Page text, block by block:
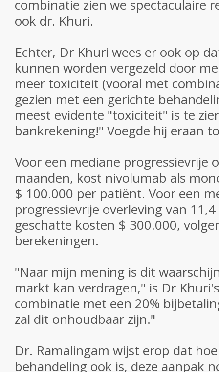
combinatie zien we spectaculaire
ook dr. Khuri.
Echter, Dr Khuri wees er ook op
kunnen worden vergezeld door
meer toxiciteit (vooral met
gezien met een gerichte
meest evidente "toxiciteit" is te
bankrekening!" Voegde hij eraan
Voor een mediane progressievrije
maanden, kost nivolumab als
$ 100.000 per patiënt. Voor een
progressievrije overleving van
geschatte kosten $ 300.000,
berekeningen.
"Naar mijn mening is dit
markt kan verdragen," is Dr
combinatie met een 20%
zal dit onhoudbaar zijn."
Dr. Ramalingam wijst erop dat
behandeling ook is, deze aanpak